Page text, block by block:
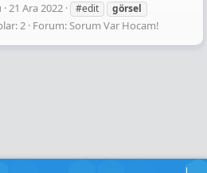
21 Ara 2022 #edit
görsel
2 Forum:Sorum Var Hocam!